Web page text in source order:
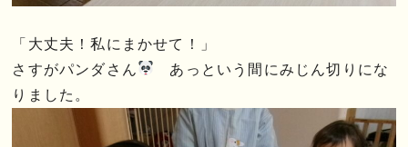
「大丈夫！私にまかせて！」
さすがパンダさん
あっという間にみじん切りにな
りました。